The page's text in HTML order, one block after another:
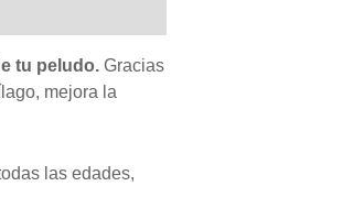
tu peludo.Gracias
mejora la
las edades,